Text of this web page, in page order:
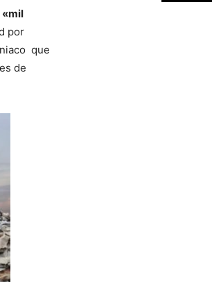
«mil
por
que
de